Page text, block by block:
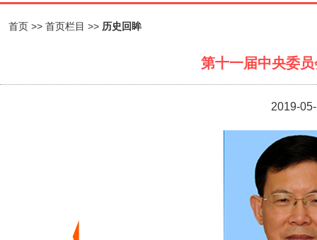
首页 首页栏目 历史回眸
第十一届中央委
2019-